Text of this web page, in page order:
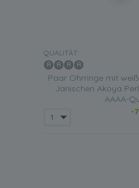
QUALITÄT:
Paar Ohrringe mit
Janischen Akoya
AAAA-
-